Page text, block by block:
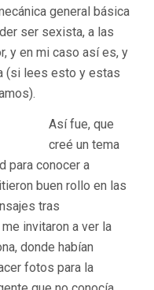
general básica
ser sexista, a las
y en mi caso así es, y
(si lees esto y estas
Así fue, que
creé un tema
para conocer a
buen rollo en las
tras
invitaron a ver la
donde habían
fotos para la